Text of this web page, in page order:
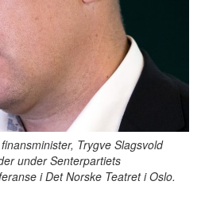
Trygve Slagsvold
under Senterpartiets
i Det Norske Teatret i Oslo.